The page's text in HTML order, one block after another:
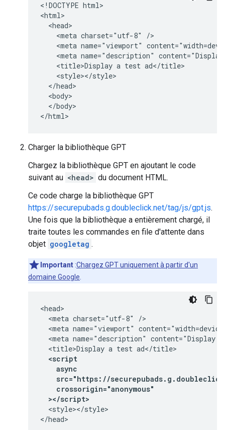
<!DOCTYPE html>
<html>
  <head>
    <meta charset="utf-8" />
<meta name="viewport"
<meta name="description"
    <title>Display a test ad</title>
    <style></style>
  </head>
  <body>
  </body>
</html>
Charger la bibliothèque GPT
Chargez la bibliothèque GPT en ajoutant le code
suivant au <head> du document HTML.
Ce code charge la bibliothèque GPT
https://securepubads.g.doubleclick.net/tag/js/gpt.js.
Une fois que la bibliothèque a entièrement chargé, il
traite toutes les commandes en file d'attente dans
objet googletag .
Important :Chargez GPT uniquement à partir d'un
domaine Google
<head>
  <meta charset="utf-8" />
<meta name="viewport"
<meta name="description" content="Display
  <script
    async
src="https://
    crossorigin="anonymous"
  ></script>
  <style></style>
</head>